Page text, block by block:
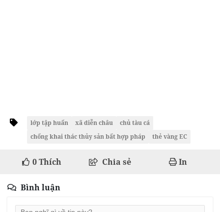
lớp tập huấn xã diễn châu
chủ tàu cá
chống khai thác thủy sản bất hợp pháp
thẻ vàng EC
0Thích Chia sẻ In
Bình luận